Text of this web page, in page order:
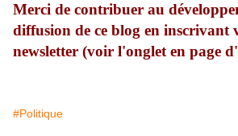
Merci de contribuer au
diffusion de ce blog en inscrivant
newsletter (voir l'onglet en page
#Politique